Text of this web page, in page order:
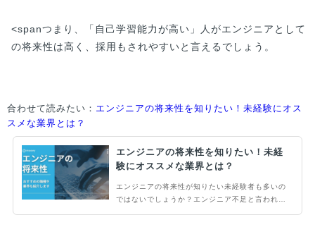
<spanつまり、「自己学習能力が高い」人がエンジニアとして
の将来性は高く、採用もされやすいと言えるでしょう。
合わせて読みたい： エンジニアの将来性を知りたい！未経験にオス
スメな業界とは？
エンジニアの将来性を知りたい！未経
験にオススメな業界とは？
エンジニアの将来性が知りたい未経験者も多いの
ではないでしょうか？エンジニア不足と言われて